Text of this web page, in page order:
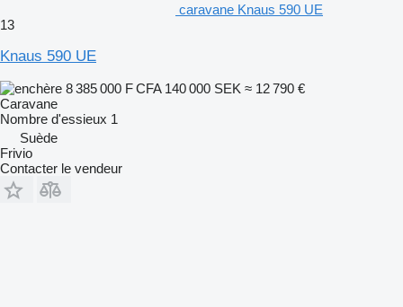
caravane Knaus 590 UE
13
Knaus 590 UE
8 385 000 F CFA 140 000 SEK ≈ 12 790 €
Caravane
Nombre d'essieux 1
Suède
Frivio
Contacter le vendeur